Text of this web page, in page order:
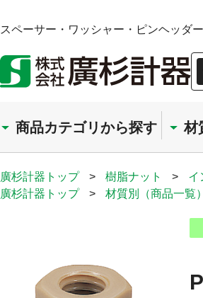
スペーサー・ワッシャー・ピンヘッダ
商品カテゴリから探す 材
廣杉計器トップ > 樹脂ナット > イ
廣杉計器トップ
> 材質別（商品一覧）